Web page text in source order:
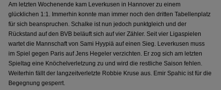
Am letzten Wochenende kam Leverkusen in Hannover zu einem
glücklichen 1:1. Immerhin konnte man immer noch den dritten Tabellenplatz
für sich beanspruchen. Schalke ist nun jedoch punktgleich und der
Rückstand auf den BVB beläuft sich auf vier Zähler. Seit vier Ligaspielen
wartet die Mannschaft von Sami Hyypiä auf einen Sieg. Leverkusen muss
im Spiel gegen Paris auf Jens Hegeler verzichten. Er zog sich am letzten
Spieltag eine Knöchelverletzung zu und wird die restliche Saison fehlen.
Weiterhin fällt der langzeitverletzte Robbie Kruse aus. Emir Spahic ist für die
Begegnung gesperrt.